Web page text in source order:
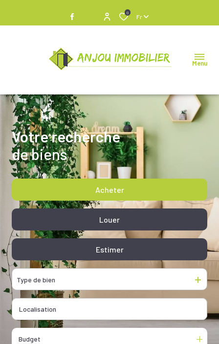
0
Fr
Menu
Votre recherche
de biens
Acheter
De l'immo pro
Louer
Estimer
Type de bien
Budget